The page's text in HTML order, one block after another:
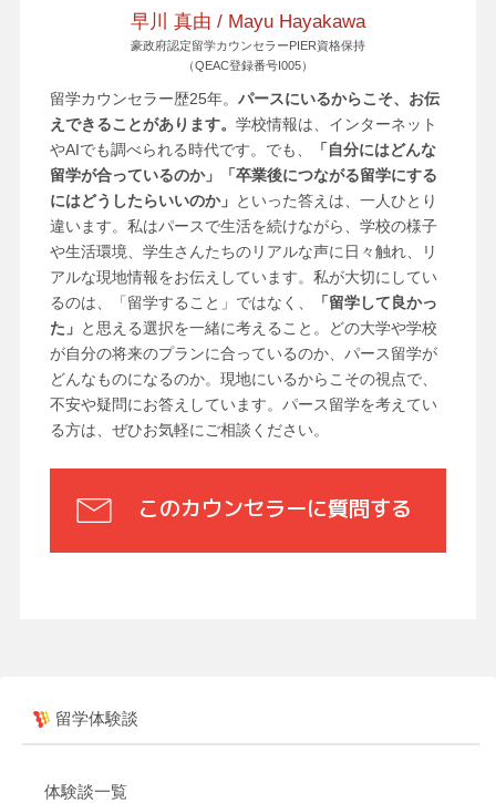
早川 真由 / Mayu Hayakawa
豪政府認定留学カウンセラーPIER資格保持
（QEAC登録番号I005）
留学カウンセラー歴25年。 パースにいるからこそ、お伝
えできることがあります。 学校情報は、インターネット
やAIでも調べられる時代です。でも、
「自分にはどんな
留学が合っているのか」「卒業後につながる留学にする
にはどうしたらいいのか」 といった答えは、一人ひとり
違います。私はパースで生活を続けながら、学校の様子
や生活環境、学生さんたちのリアルな声に日々触れ、リ
アルな現地情報をお伝えしています。私が大切にしてい
るのは、「留学すること」ではなく、
「留学して良かっ
た」 と思える選択を一緒に考えること。どの大学や学校
が自分の将来のプランに合っているのか、パース留学が
どんなものになるのか。現地にいるからこその視点で、
不安や疑問にお答えしています。パース留学を考えてい
る方は、ぜひお気軽にご相談ください。
このカウンセラーに質問する
留学体験談
体験談一覧